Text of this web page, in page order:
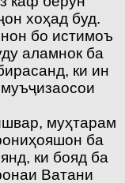
хоҳад буд.
бо истимоъ
аламнок ба
ки ин
муҳтарам
ба
ки бояд ба
Ватани